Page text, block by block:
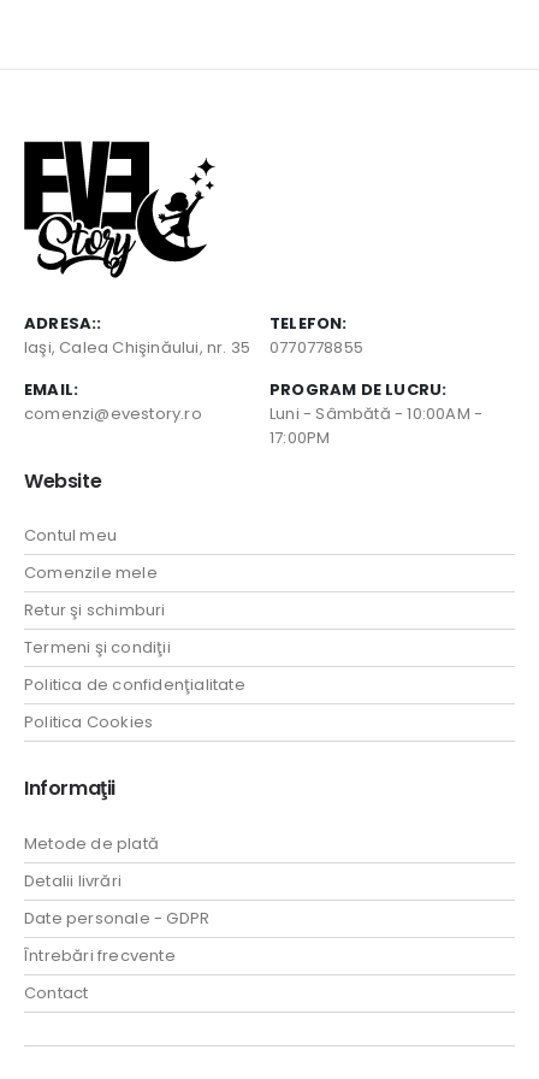
ADRESA::
Iaşi, Calea Chişinăului, nr. 35
TELEFON:
0770778855
EMAIL:
comenzi@evestory.ro
PROGRAM DE LUCRU:
Luni - Sâmbătă - 10:00AM -
17:00PM
Website
Contul meu
Comenzile mele
Retur şi schimburi
Termeni şi condiţii
Politica de confidenţialitate
Politica Cookies
Informaţii
Metode de plată
Detalii livrări
Date personale - GDPR
Întrebări frecvente
Contact